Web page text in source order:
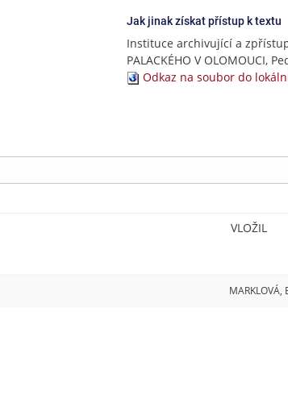
Jak jinak získat přístup k textu
Instituce archivující a
PALACKÉHO V OLOMOUCI,
Odkaz na soubor do
VLOŽIL
MARKLOVÁ,